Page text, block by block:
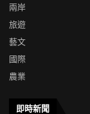
兩岸
旅遊
藝文
國際
農業
即時新聞